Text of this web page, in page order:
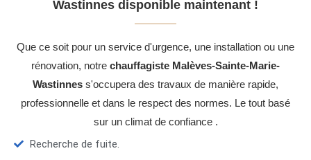
Wastinnes disponible maintenant !
Que ce soit pour un service d'urgence, une installation ou une
rénovation, notre chauffagiste Malèves-Sainte-Marie-
Wastinnes s'occupera des travaux de manière rapide,
professionnelle et dans le respect des normes. Le tout basé
sur un climat de confiance .
Recherche de fuite.